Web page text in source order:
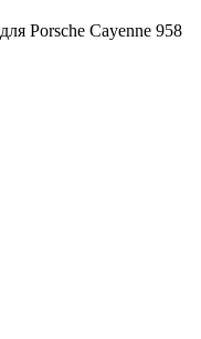
Porsche Cayenne 958